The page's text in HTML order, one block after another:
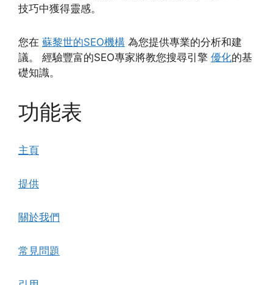
技巧中獲得靈感。
您在 蘇黎世的SEO機構 為您提供專業的分析和建
議。 經驗豐富的SEO專家將教您搜尋引擎 優化的基
礎知識。
功能表
主頁
提供
關於我們
常見問題